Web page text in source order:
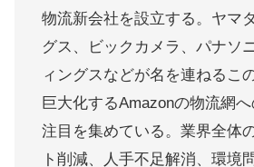
物流新会社を設立する。ヤマ
グス、ビックカメラ、パナソ
ィングスなどが名を連ねるこ
巨大化するAmazonの物流網
注目を集めている。業界全体
ト削減、人手不足解消、環境